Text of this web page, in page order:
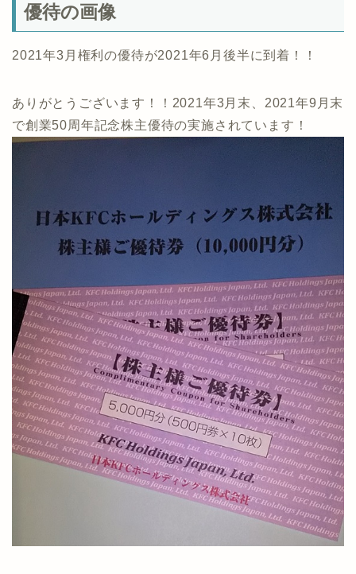
優待の画像
2021年3月権利の優待が2021年6月後半に到着！！
ありがとうございます！！2021年3月末、2021年9月末
で創業50周年記念株主優待の実施されています！